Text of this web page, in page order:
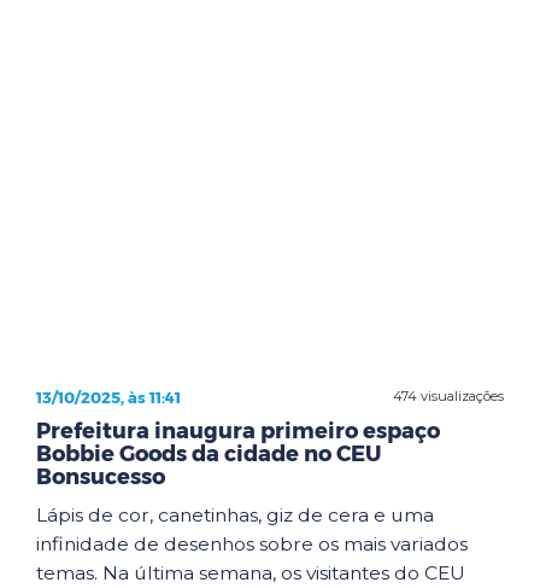
474 visualizações
13/10/2025, às 11:41
Prefeitura inaugura primeiro espaço
Bobbie Goods da cidade no CEU
Bonsucesso
Lápis de cor, canetinhas, giz de cera e uma
infinidade de desenhos sobre os mais variados
temas. Na última semana, os visitantes do CEU